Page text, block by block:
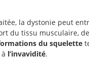
la dystonie peut
du tissu musculaire,
du squelette
l’invavidité.